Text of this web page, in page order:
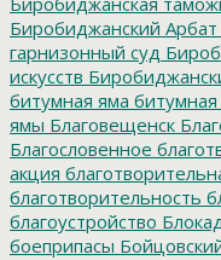
Биробиджанский Арбат
гарнизонный суд
искусств
битумная яма
ямы Благовещенск
Благословенное
акция
благотворительность
благоустройство
боеприпасы